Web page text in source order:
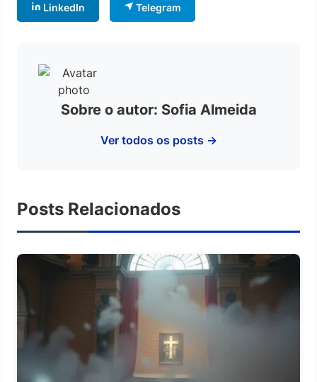
LinkedIn Telegram
Sobre o autor: Sofia Almeida
Ver todos os posts →
Posts Relacionados